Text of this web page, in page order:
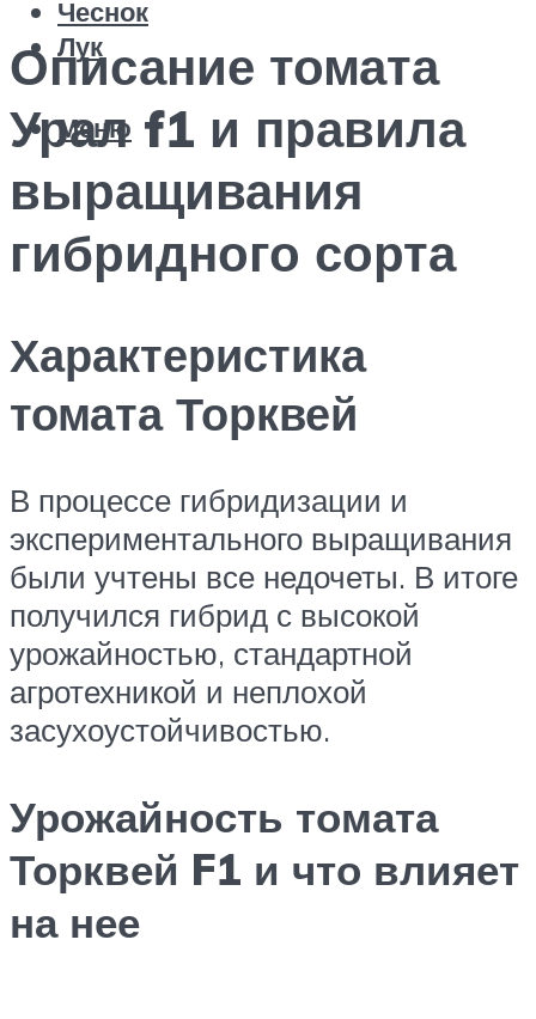
Чеснок
Лук
Меню
Описание томата
Урал f1 и правила
выращивания
гибридного сорта
Характеристика
томата Торквей
В процессе гибридизации и
экспериментального выращивания
были учтены все недочеты. В итоге
получился гибрид с высокой
урожайностью, стандартной
агротехникой и неплохой
засухоустойчивостью.
Урожайность томата
Торквей F1 и что влияет
на нее